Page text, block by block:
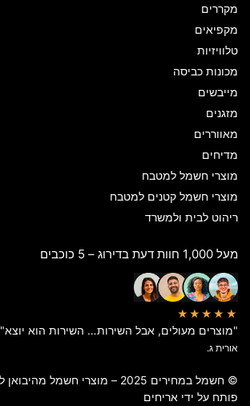
מקררים
מקפיאים
טלוויזיות
מכונות כביסה
מייבשים
מזגנים
מאווררים
מדיחים
מוצרי חשמל למטבח
מוצרי חשמל קטנים למטבח
ריהוט לבית ולמשרד
מעל 1,000 חוות דעת בדירוג – 5 כוכבים
★★★★★
"מוצרים מעולים, אבל השירות… השירות הוא יוצא"
אורית ג.
© חשמל במחירים 2025 – מוצרי חשמל מהיבואן לצרכן
פותח על ידי אריחים